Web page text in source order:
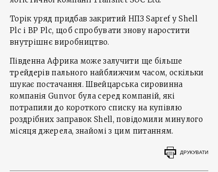
Торік уряд придбав закритий НПЗ Sapref у Shell
Plc і BP Plc, щоб спробувати знову наростити
внутрішнє виробництво.
Південна Африка може залучити ще більше
трейдерів пального найближчим часом, оскільки
шукає постачання. Швейцарська сировинна
компанія Gunvor була серед компаній, які
потрапили до короткого списку на купівлю
роздрібних заправок Shell, повідомили минулого
місяця джерела, знайомі з цим питанням.
ДРУКУВАТИ